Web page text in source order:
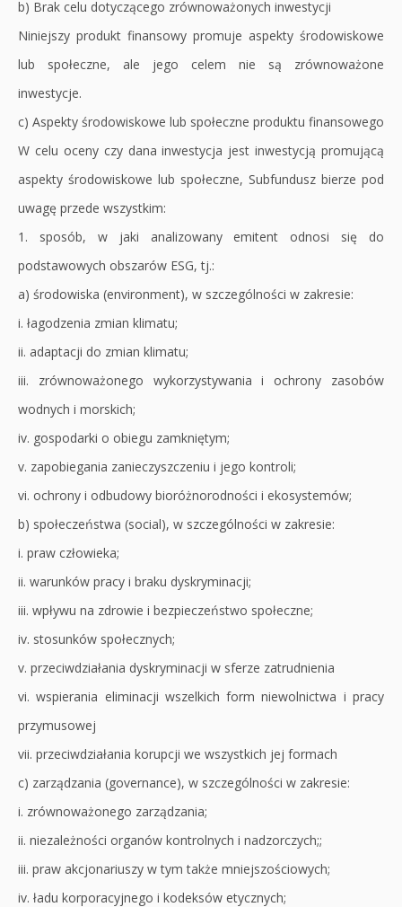
b) Brak celu dotyczącego zrównoważonych inwestycji
Niniejszy produkt finansowy promuje aspekty środowiskowe
lub społeczne, ale jego celem nie są zrównoważone
inwestycje.
c) Aspekty środowiskowe lub społeczne produktu finansowego
W celu oceny czy dana inwestycja jest inwestycją promującą
aspekty środowiskowe lub społeczne, Subfundusz bierze pod
uwagę przede wszystkim:
1. sposób, w jaki analizowany emitent odnosi się do
podstawowych obszarów ESG, tj.:
a) środowiska (environment), w szczególności w zakresie:
i. łagodzenia zmian klimatu;
ii. adaptacji do zmian klimatu;
iii. zrównoważonego wykorzystywania i ochrony zasobów
wodnych i morskich;
iv. gospodarki o obiegu zamkniętym;
v. zapobiegania zanieczyszczeniu i jego kontroli;
vi. ochrony i odbudowy bioróżnorodności i ekosystemów;
b) społeczeństwa (social), w szczególności w zakresie:
i. praw człowieka;
ii. warunków pracy i braku dyskryminacji;
iii. wpływu na zdrowie i bezpieczeństwo społeczne;
iv. stosunków społecznych;
v. przeciwdziałania dyskryminacji w sferze zatrudnienia
vi. wspierania eliminacji wszelkich form niewolnictwa i pracy
przymusowej
vii. przeciwdziałania korupcji we wszystkich jej formach
c) zarządzania (governance), w szczególności w zakresie:
i. zrównoważonego zarządzania;
ii. niezależności organów kontrolnych i nadzorczych;;
iii. praw akcjonariuszy w tym także mniejszościowych;
iv. ładu korporacyjnego i kodeksów etycznych;